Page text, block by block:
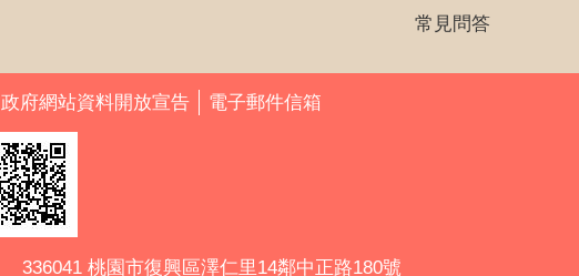
常見問答
政府網站資料開放宣告 電子郵件信箱
336041 桃園市復興區澤仁里14鄰中正路180號